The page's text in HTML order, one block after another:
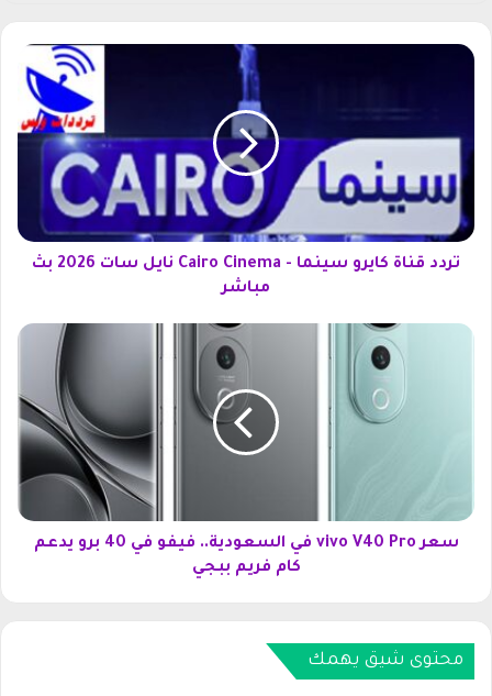
ت
ق
ة
ك
و
a
e
تردد قناة كايرو سينما - Cairo Cinema نايل سات 2026 بث
مباشر
س
4
ا
سعر vivo V40 Pro في السعودية.. فيفو في 40 برو يدعم
كام فريم ببجي
محتوى شيق يهمك